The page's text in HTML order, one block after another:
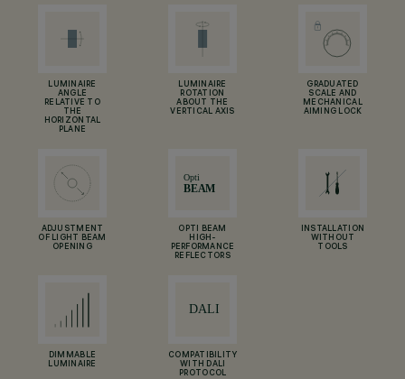
LUMINAIRE
ANGLE
RELATIVE TO
THE
HORIZONTAL
PLANE
LUMINAIRE
ROTATION
ABOUT THE
VERTICAL AXIS
GRADUATED
SCALE AND
MECHANICAL
AIMING LOCK
ADJUSTMENT
OF LIGHT BEAM
OPENING
OPTI BEAM
HIGH-
PERFORMANCE
REFLECTORS
INSTALLATION
WITHOUT
TOOLS
DIMMABLE
LUMINAIRE
COMPATIBILITY
WITH DALI
PROTOCOL